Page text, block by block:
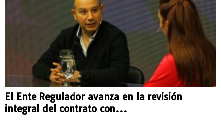
El Ente Regulador avanza en la revisión
integral del contrato con...